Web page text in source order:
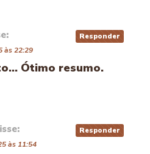
às 22:29
Ótimo resumo.
Responder
às 11:54
Responder